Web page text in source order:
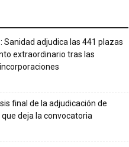
Sanidad adjudica las 441 plazas
extraordinario tras las
final de la adjudicación de
deja la convocatoria